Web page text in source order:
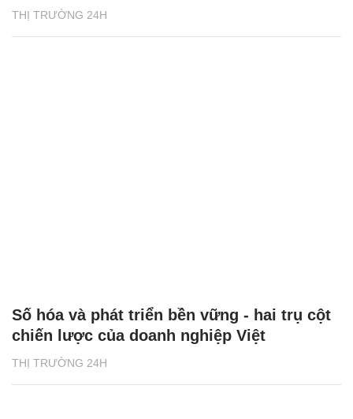
THỊ TRƯỜNG 24H
THỊ TRƯỜNG 24H
Số hóa và phát triển bền vững - hai trụ cột
chiến lược của doanh nghiệp Việt